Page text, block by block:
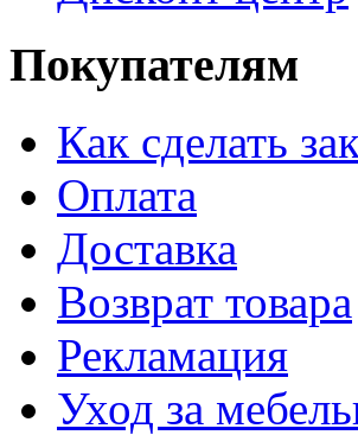
Покупателям
Как сделать
Оплата
Доставка
Возврат товара
Рекламация
Уход за